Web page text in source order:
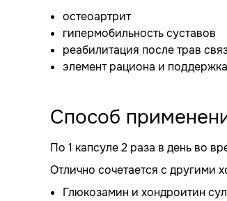
остеоартрит
гипермобильность суставов
реабилитация после трав
элемент рациона и
Способ
По 1 капсуле 2 раза в день во
Отлично сочетается с другими
Глюкозамин и хондроитин